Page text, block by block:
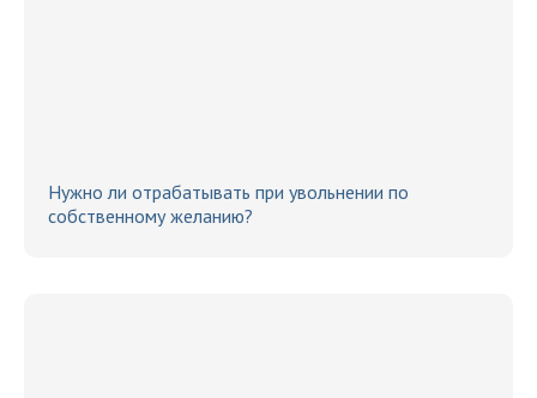
Нужно ли отрабатывать при увольнении по
собственному желанию?